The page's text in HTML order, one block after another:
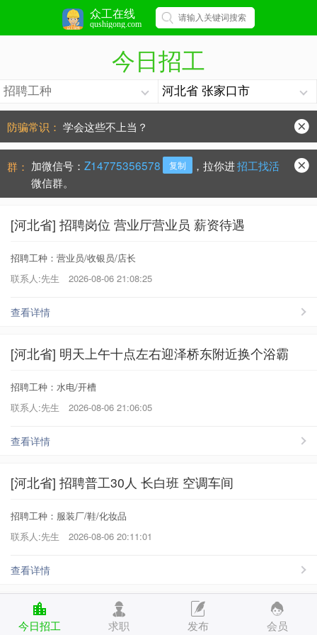
众工在线
qushigong.com
今日招工
防骗常识： 学会这些不上当？
手机号被冒用，点击查看处理办法。
群： 加微信号： Z14775356578 复制 ，拉你进招工找活
微信群。
[河北省] 招聘岗位 营业厅营业员 薪资待遇
招聘工种：营业员/收银员/店长
联系人:先生
2026-08-06 21:08:25
查看详情
[河北省] 明天上午十点左右迎泽桥东附近换个浴霸
招聘工种：水电/开槽
联系人:先生
2026-08-06 21:06:05
查看详情
[河北省] 招聘普工30人 长白班 空调车间
招聘工种：服装厂/鞋/化妆品
联系人:先生
2026-08-06 20:11:01
查看详情
[河北省] 明天来3车女工 西红柿大棚解绳 清闲
今日招工 求职 发布 会员